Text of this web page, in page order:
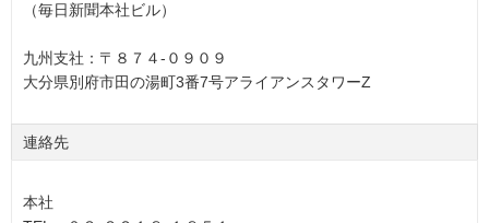
（毎日新聞本社ビル）
九州支社：〒８７４-０９０９
大分県別府市田の湯町3番7号アライアンスタワーZ
連絡先
本社